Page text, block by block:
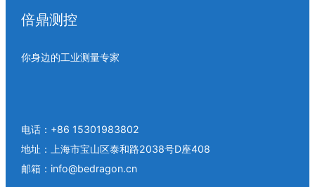
倍鼎测控
你身边的工业测量专家
电话：+86 15301983802
地址：上海市宝山区泰和路2038号D座408
邮箱：info@bedragon.cn